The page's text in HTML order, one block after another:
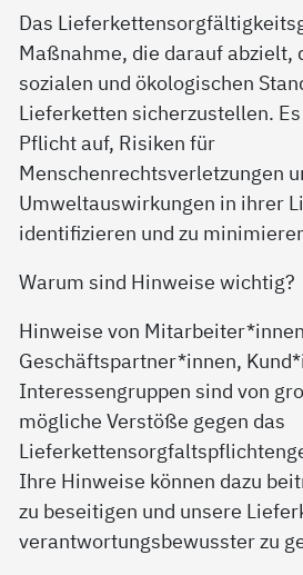
Das
Maßnahme, die darauf abzielt,
sozialen und ökologischen
Lieferketten sicherzustellen.
Pflicht auf, Risiken für
Menschenrechtsverletzungen
Umweltauswirkungen in ihrer
identifizieren und zu
Warum sind Hinweise wichtig?
Hinweise von
Geschäftspartner*innen,
Interessengruppen sind von
mögliche Verstöße gegen das
Ihre Hinweise können dazu
zu beseitigen und unsere
verantwortungsbewusster zu